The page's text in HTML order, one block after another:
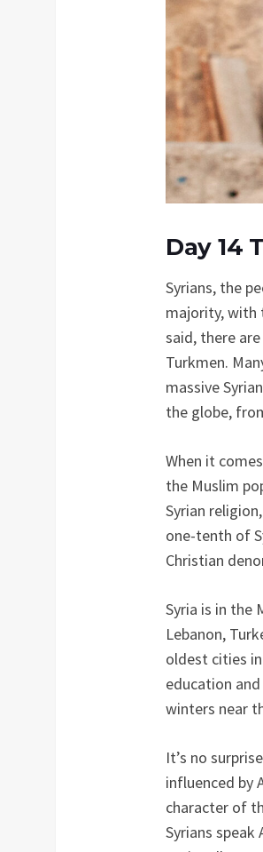
Day 14
Syrians, the
majority, with
said, there
Turkmen.
massive
the globe,
When it
the Muslim
Syrian
one-tenth of
Christian
Syria is in the
Lebanon,
oldest cities
education
winters near
It’s no
influenced by
character of
Syrians speak